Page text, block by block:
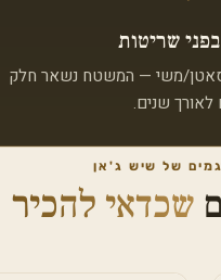
שריטות
סאטן/משי — המשטח נשאר חלק
לאורך שנים.
של שיש ג'אן
שכדאי להכיר